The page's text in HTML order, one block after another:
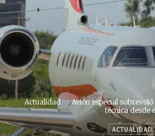
Actualidad
Avión especial
técnica desde
ACTUALIDAD